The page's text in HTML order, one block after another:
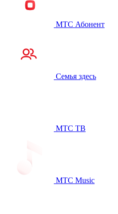
МТС Абонент
Семья здесь
МТС ТВ
МТС Music